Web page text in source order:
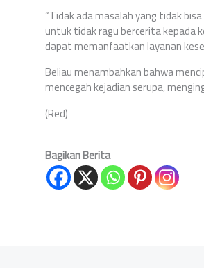
“Tidak ada masalah yang tidak
untuk tidak ragu bercerita kepada
dapat memanfaatkan layanan
Beliau menambahkan bahwa
mencegah kejadian serupa,
(Red)
Bagikan Berita